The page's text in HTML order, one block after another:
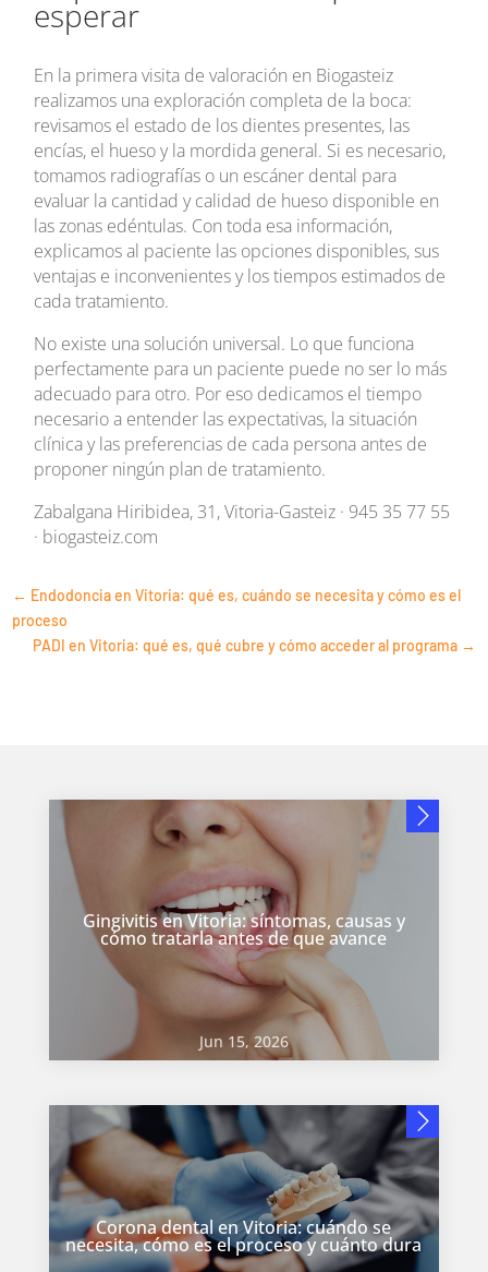
esperar
En la primera visita de valoración en Biogasteiz
realizamos una exploración completa de la boca:
revisamos el estado de los dientes presentes, las
encías, el hueso y la mordida general. Si es necesario,
tomamos radiografías o un escáner dental para
evaluar la cantidad y calidad de hueso disponible en
las zonas edéntulas. Con toda esa información,
explicamos al paciente las opciones disponibles, sus
ventajas e inconvenientes y los tiempos estimados de
cada tratamiento.
No existe una solución universal. Lo que funciona
perfectamente para un paciente puede no ser lo más
adecuado para otro. Por eso dedicamos el tiempo
necesario a entender las expectativas, la situación
clínica y las preferencias de cada persona antes de
proponer ningún plan de tratamiento.
Zabalgana Hiribidea, 31, Vitoria-Gasteiz · 945 35 77 55
· biogasteiz.com
← Endodoncia en Vitoria: qué es, cuándo se necesita y cómo es el
proceso
PADI en Vitoria: qué es, qué cubre y cómo acceder al programa→
Gingivitis en Vitoria: síntomas, causas y
cómo tratarla antes de que avance
Jun 15, 2026
Corona dental en Vitoria: cuándo se
necesita, cómo es el proceso y cuánto dura